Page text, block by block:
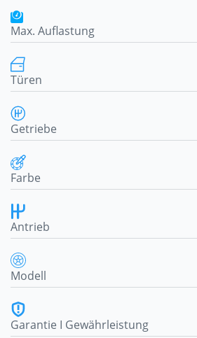
Max. Auflastung
Türen
Getriebe
Farbe
Antrieb
Modell
Garantie I Gewährleistung